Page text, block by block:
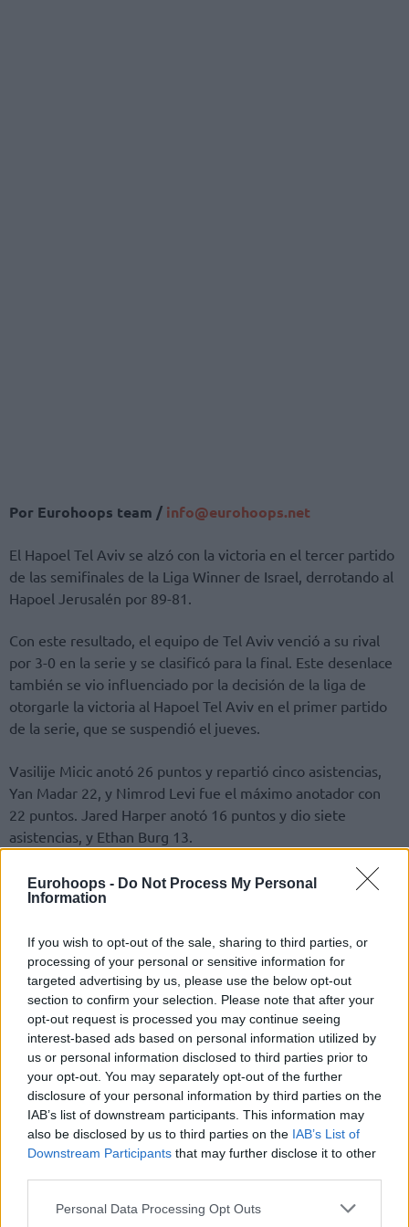
Eurohoops - Do Not Process My Personal
Information
If you wish to opt-out of the sale, sharing to third parties, or
processing of your personal or sensitive information for
targeted advertising by us, please use the below opt-out
section to confirm your selection. Please note that after your
opt-out request is processed you may continue seeing
interest-based ads based on personal information utilized by
us or personal information disclosed to third parties prior to
your opt-out. You may separately opt-out of the further
disclosure of your personal information by third parties on the
IAB’s list of downstream participants. This information may
also be disclosed by us to third parties on the IAB’s List of
Downstream Participants that may further disclose it to other
Please note that this website/app uses one or more Google
Personal Data Processing Opt Outs
Por Eurohoops team / info@eurohoops.net
El Hapoel Tel Aviv se alzó con la victoria en el tercer partido
de las semifinales de la Liga Winner de Israel, derrotando al
Hapoel Jerusalén por 89-81.
Con este resultado, el equipo de Tel Aviv venció a su rival
por 3-0 en la serie y se clasificó para la final. Este desenlace
también se vio influenciado por la decisión de la liga de
otorgarle la victoria al Hapoel Tel Aviv en el primer partido
de la serie, que se suspendió el jueves.
Vasilije Micic anotó 26 puntos y repartió cinco asistencias,
Yan Madar 22, y Nimrod Levi fue el máximo anotador con
22 puntos. Jared Harper anotó 16 puntos y dio siete
asistencias, y Ethan Burg 13.
Tras tres cuartos muy disputados, ambos equipos llegaron al
último cuarto empatados (66-66). Los visitantes
el Hapoel Tel Aviv logró una racha de 10-1, se distanció y
finalmente aseguró su pase a la final.
Su rival será el ganador de la serie entre elMaccabi Tel Aviv
y el Hapoel Holon, en la que elMaccabilidera por 2-0.